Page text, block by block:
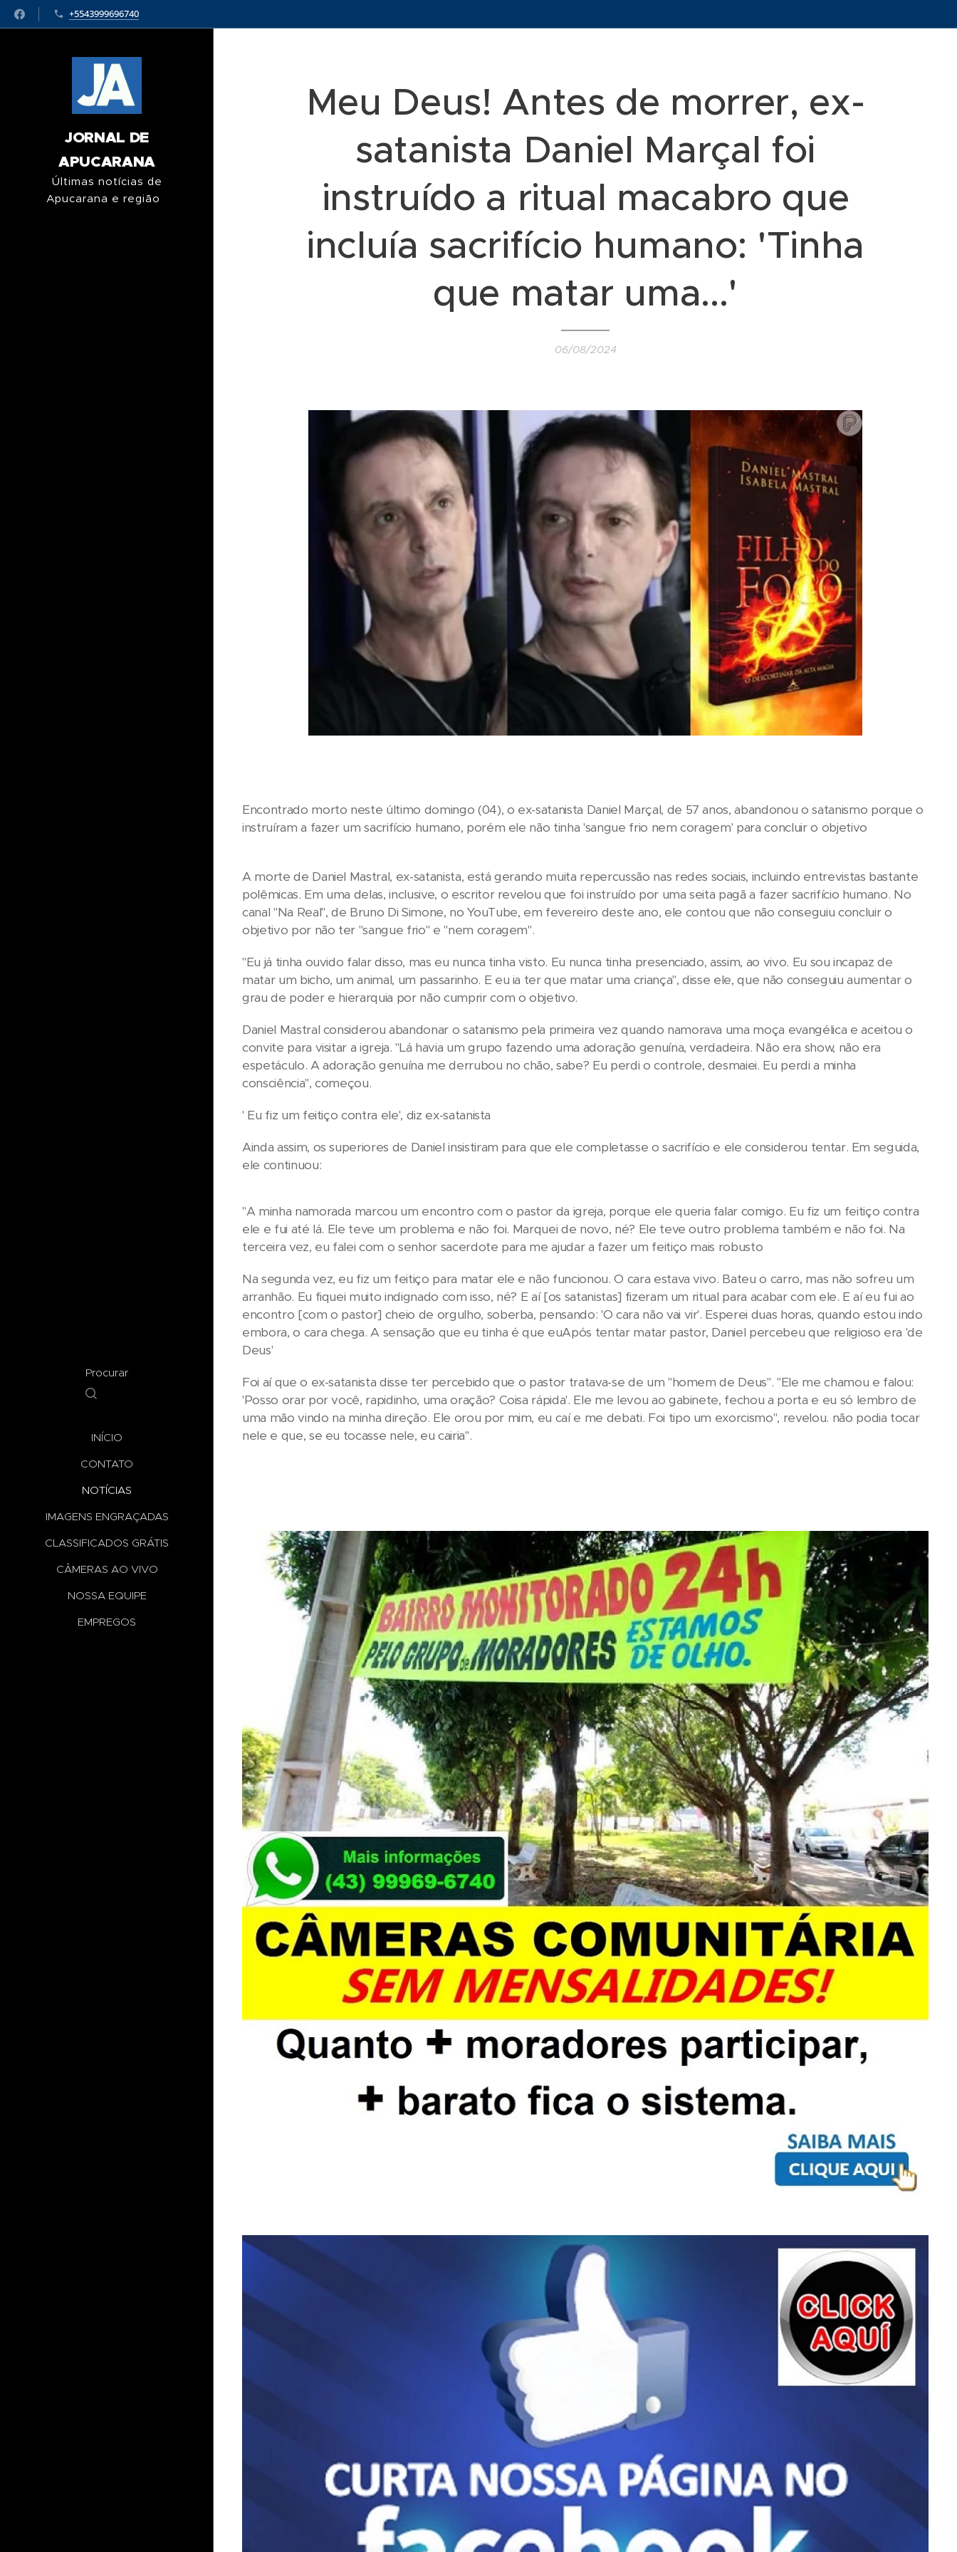
+5543999696740
JORNAL DE
APUCARANA
Últimas notícias de
Apucarana e região
Procurar
INÍCIO
CONTATO
NOTÍCIAS
IMAGENS ENGRAÇADAS
CLASSIFICADOS GRÁTIS
CÂMERAS AO VIVO
NOSSA EQUIPE
EMPREGOS
Meu Deus! Antes de morrer, ex-
satanista Daniel Marçal foi
instruído a ritual macabro que
incluía sacrifício humano: 'Tinha
que matar uma...'
06/08/2024
Encontrado morto neste último domingo (04), o ex-satanista Daniel Marçal, de 57 anos, abandonou o satanismo porque o
instruíram a fazer um sacrifício humano, porém ele não tinha 'sangue frio nem coragem' para concluir o objetivo
A morte de Daniel Mastral, ex-satanista, está gerando muita repercussão nas redes sociais, incluindo entrevistas bastante
polêmicas. Em uma delas, inclusive, o escritor revelou que foi instruído por uma seita pagã a fazer sacrifício humano. No
canal "Na Real", de Bruno Di Simone, no YouTube, em fevereiro deste ano, ele contou que não conseguiu concluir o
objetivo por não ter "sangue frio" e "nem coragem".
"Eu já tinha ouvido falar disso, mas eu nunca tinha visto. Eu nunca tinha presenciado, assim, ao vivo. Eu sou incapaz de
matar um bicho, um animal, um passarinho. E eu ia ter que matar uma criança", disse ele, que não conseguiu aumentar o
grau de poder e hierarquia por não cumprir com o objetivo.
Daniel Mastral considerou abandonar o satanismo pela primeira vez quando namorava uma moça evangélica e aceitou o
convite para visitar a igreja. "Lá havia um grupo fazendo uma adoração genuína, verdadeira. Não era show, não era
espetáculo. A adoração genuína me derrubou no chão, sabe? Eu perdi o controle, desmaiei. Eu perdi a minha
consciência", começou.
' Eu fiz um feitiço contra ele', diz ex-satanista
Ainda assim, os superiores de Daniel insistiram para que ele completasse o sacrifício e ele considerou tentar. Em seguida,
ele continuou:
"A minha namorada marcou um encontro com o pastor da igreja, porque ele queria falar comigo. Eu fiz um feitiço contra
ele e fui até lá. Ele teve um problema e não foi. Marquei de novo, né? Ele teve outro problema também e não foi. Na
terceira vez, eu falei com o senhor sacerdote para me ajudar a fazer um feitiço mais robusto
Na segunda vez, eu fiz um feitiço para matar ele e não funcionou. O cara estava vivo. Bateu o carro, mas não sofreu um
arranhão. Eu fiquei muito indignado com isso, né? E aí [os satanistas] fizeram um ritual para acabar com ele. E aí eu fui ao
encontro [com o pastor] cheio de orgulho, soberba, pensando: 'O cara não vai vir'. Esperei duas horas, quando estou indo
embora, o cara chega. A sensação que eu tinha é que euApós tentar matar pastor, Daniel percebeu que religioso era 'de
Deus'
Foi aí que o ex-satanista disse ter percebido que o pastor tratava-se de um "homem de Deus". "Ele me chamou e falou:
'Posso orar por você, rapidinho, uma oração? Coisa rápida'. Ele me levou ao gabinete, fechou a porta e eu só lembro de
uma mão vindo na minha direção. Ele orou por mim, eu caí e me debati. Foi tipo um exorcismo", revelou. não podia tocar
nele e que, se eu tocasse nele, eu cairia".